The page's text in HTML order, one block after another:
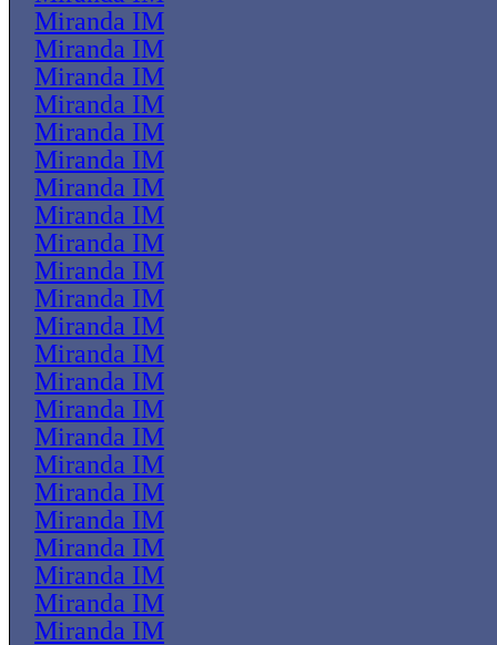
Miranda IM
Miranda IM
Miranda IM
Miranda IM
Miranda IM
Miranda IM
Miranda IM
Miranda IM
Miranda IM
Miranda IM
Miranda IM
Miranda IM
Miranda IM
Miranda IM
Miranda IM
Miranda IM
Miranda IM
Miranda IM
Miranda IM
Miranda IM
Miranda IM
Miranda IM
Miranda IM